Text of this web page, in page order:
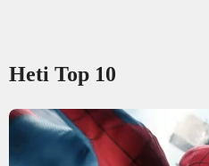
Heti Top 10